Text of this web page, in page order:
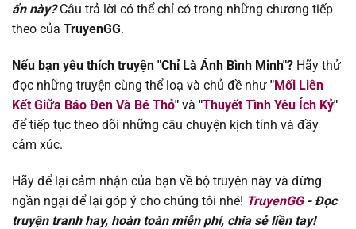
Chapter 42 30/07/2025
Chapter 40 30/07/2025
Chapter 39 30/07/2025
Chapter 38 30/07/2025
Chapter 37 30/07/2025
ẩn này?Câu trả lời có thể chỉ có trong những chương tiếp
theo của TruyenGG.
Nếu bạn yêu thích truyện "Chỉ Là Ánh Bình Minh"? Hãy thử
đọc những truyện cùng thể loạ và chủ đề như "Mối Liên
Kết Giữa Báo Đen Và Bé Thỏ" và "Thuyết Tình Yêu Ích Kỷ"
để tiếp tục theo dõi những câu chuyện kịch tính và đầy
cảm xúc.
Hãy để lại cảm nhận của bạn về bộ truyện này và đừng
ngần ngại để lại góp ý cho chúng tôi nhé! TruyenGG- Đọc
truyện tranh hay, hoàn toàn miễn phí, chia sẻ liền tay!